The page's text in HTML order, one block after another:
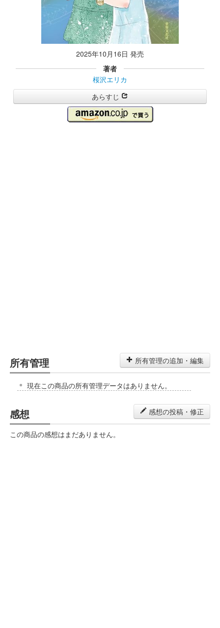
2025年10月16日 発売
著者
桜沢エリカ
あらすじ
所有管理 所有管理の追加・編集
現在この商品の所有管理データはありません。
感想 感想の投稿・修正
この商品の感想はまだありません。